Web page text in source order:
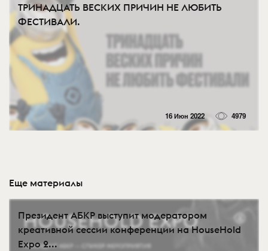
ТРИНАДЦАТЬ ВЕСКИХ ПРИЧИН НЕ ЛЮБИТЬ
ФЕСТИВАЛИ.
16 Июн 2022 4979
Еще материалы
Президент АБКР выступит модератором
креативной сессии конференции на HouseHold
Expo 2...